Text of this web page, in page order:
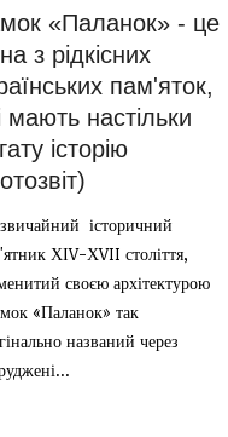
«Паланок» - це
з рідкісних
пам'яток,
мають настільки
історію
історичний
ХІV-ХVII століття,
своєю архітектурою
«Паланок» так
названий через